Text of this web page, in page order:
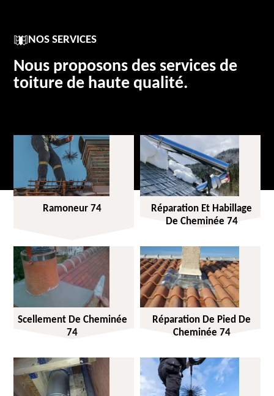
NOS SERVICES
Nous proposons des services de
toiture de haute qualité.
Ramoneur 74
Réparation Et Habillage
De Cheminée 74
Scellement De Cheminée
74
Réparation De Pied De
Cheminée 74